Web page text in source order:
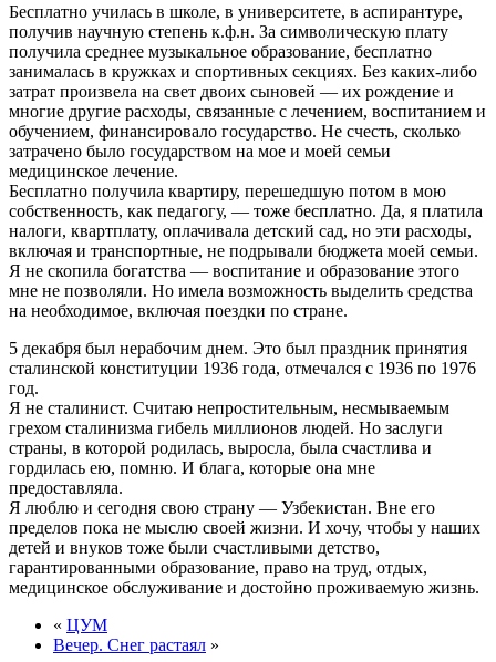
Бесплатно училась в школе, в университете, в аспирантуре,
получив научную степень к.ф.н. За символическую плату
получила среднее музыкальное образование, бесплатно
занималась в кружках и спортивных секциях. Без каких-либо
затрат произвела на свет двоих сыновей — их рождение и
многие другие расходы, связанные с лечением, воспитанием и
обучением, финансировало государство. Не счесть, сколько
затрачено было государством на мое и моей семьи
медицинское лечение.
Бесплатно получила квартиру, перешедшую потом в мою
собственность, как педагогу, — тоже бесплатно. Да, я платила
налоги, квартплату, оплачивала детский сад, но эти расходы,
включая и транспортные, не подрывали бюджета моей семьи.
Я не скопила богатства — воспитание и образование этого
мне не позволяли. Но имела возможность выделить средства
на необходимое, включая поездки по стране.
5 декабря был нерабочим днем. Это был праздник принятия
сталинской конституции 1936 года, отмечался с 1936 по 1976
год.
Я не сталинист. Считаю непростительным, несмываемым
грехом сталинизма гибель миллионов людей. Но заслуги
страны, в которой родилась, выросла, была счастлива и
гордилась ею, помню. И блага, которые она мне
предоставляла.
Я люблю и сегодня свою страну — Узбекистан. Вне его
пределов пока не мыслю своей жизни. И хочу, чтобы у наших
детей и внуков тоже были счастливыми детство,
гарантированными образование, право на труд, отдых,
медицинское обслуживание и достойно проживаемую жизнь.
« ЦУМ
Вечер. Снег растаял »